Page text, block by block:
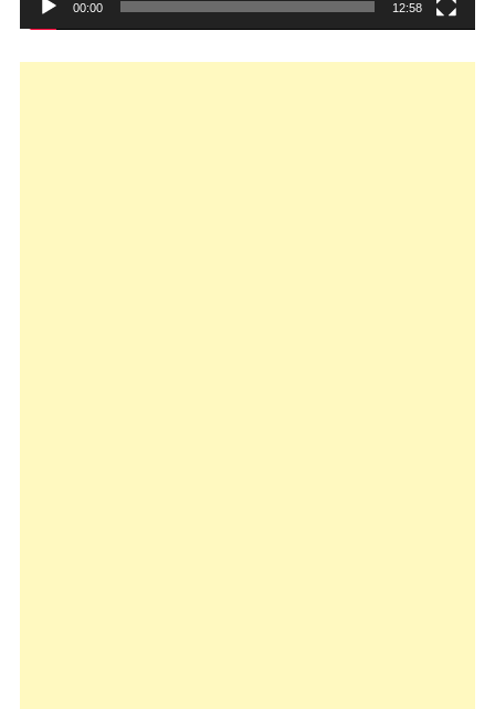
00:00 12:58